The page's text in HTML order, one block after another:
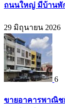
ถนนใหญ่ มีบ้านพัก
29 มิถุนายน 2026
6
ขายอาคารพาณิช